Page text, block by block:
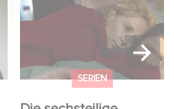
SERIEN
Die sechsteilige Miniserie
RESET – Wie weit gehst
du? jetzt auf Disney+
streamen.